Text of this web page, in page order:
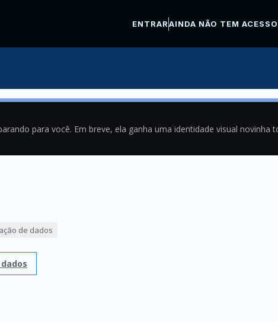
ENTRARAINDA NÃO TEM
para você. Em breve, ela ganha uma identidade visual novinha
de dados